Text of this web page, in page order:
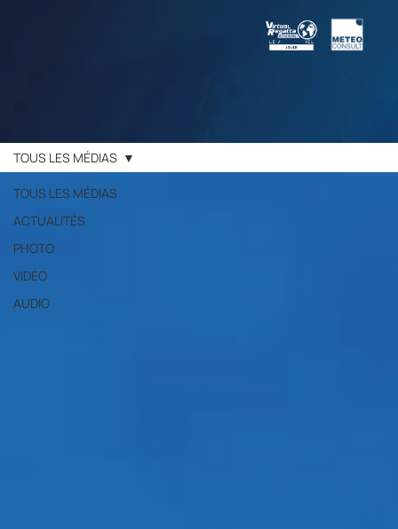
TOUS LES MÉDIAS
ACTUALITÉS
PHOTO
VIDÉO
AUDIO
TOUS LES MÉDIAS